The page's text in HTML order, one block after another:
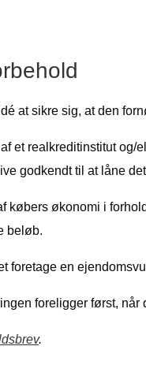
at sikre sig, at den
et realkreditinstitut og/
godkendt til at låne
købers økonomi i
beløb.
foretage en
foreligger først,
.